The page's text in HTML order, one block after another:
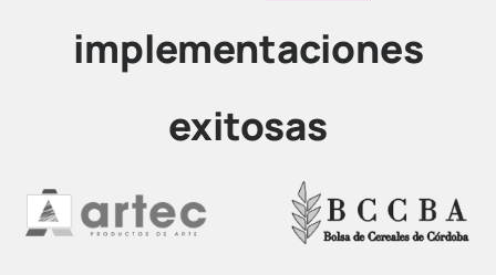
implementaciones
exitosas